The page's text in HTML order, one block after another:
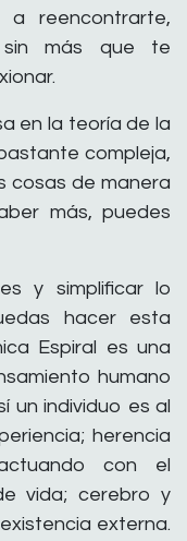
reencontrarte,
más que te
en la teoría de la
compleja,
cosas de manera
más, puedes
y simplificar lo
hacer esta
Espiral es una
humano
un individuo es al
herencia
con el
vida; cerebro y
externa.